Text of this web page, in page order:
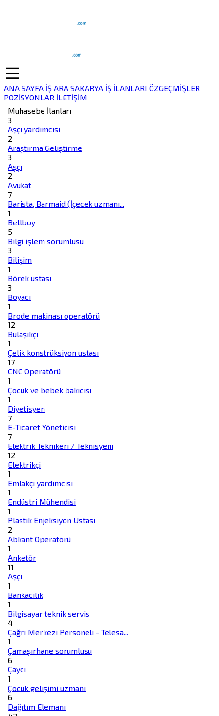
ANA SAYFA İŞ ARA SAKARYA İŞ İLANLARI ÖZGEÇMİŞLER
POZİSYONLAR İLETİŞİM
Muhasebe İlanları
3
Aşçı yardımcısı
2
Araştırma Geliştirme
3
Aşçı
2
Avukat
7
Barista, Barmaid (İçecek uzmanı...
1
Bellboy
5
Bilgi işlem sorumlusu
3
Bilişim
1
Börek ustası
3
Boyacı
1
Brode makinası operatörü
12
Bulaşıkçı
1
Çelik konstrüksiyon ustası
17
CNC Operatörü
1
Çocuk ve bebek bakıcısı
1
Diyetisyen
7
E-Ticaret Yöneticisi
7
Elektrik Teknikeri / Teknisyeni
12
Elektrikçi
1
Emlakçı yardımcısı
1
Endüstri Mühendisi
1
Plastik Enjeksiyon Ustası
2
Abkant Operatörü
1
Anketör
11
Aşçı
1
Bankacılık
1
Bilgisayar teknik servis
4
Çağrı Merkezi Personeli - Telesa...
1
Çamaşırhane sorumlusu
6
Çaycı
1
Çocuk gelişimi uzmanı
6
Dağıtım Elemanı